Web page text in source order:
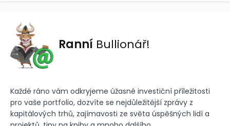
Ranní Bullionář!
Každé ráno vám odkryjeme úžasné investiční příležitosti
pro vaše portfolio, dozvíte se nejdůležitější zprávy z
kapitálových trhů, zajímavosti ze světa úspěšných lidí a